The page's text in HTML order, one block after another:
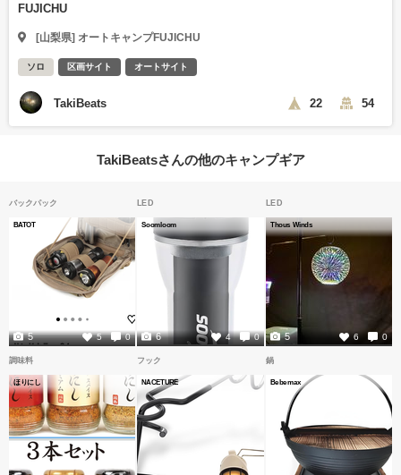
FUJICHU
[山梨県] オートキャンプFUJICHU
ソロ 区画サイト オートサイト
TakiBeats 22 54
TakiBeatsさんの他のキャンプギア
バックパック
BATOT
5 0
5
LED
Soomloom
4 0
6
LED
Thous Winds
6 0
5
調味料
ほりにし
フック
NACETURE
鍋
Bebemax